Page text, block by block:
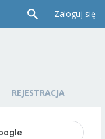
Zaloguj się
REJESTRACJA